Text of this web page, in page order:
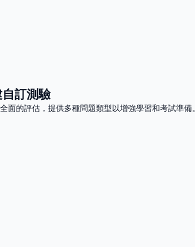
訂測驗
的評估，提供多種問題類型以增強學習和考試準備。